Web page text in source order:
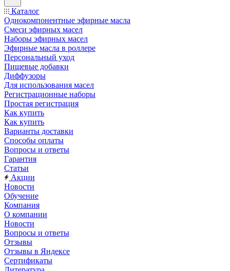
Каталог
Однокомпонентные эфирные масла
Смеси эфирных масел
Наборы эфирных масел
Эфирные масла в роллере
Персональный уход
Пищевые добавки
Диффузоры
Для использования масел
Регистрационные наборы
Простая регистрация
Как купить
Как купить
Варианты доставки
Способы оплаты
Вопросы и ответы
Гарантия
Статьи
Акции
Новости
Обучение
Компания
О компании
Новости
Вопросы и ответы
Отзывы
Отзывы в Яндексе
Сертификаты